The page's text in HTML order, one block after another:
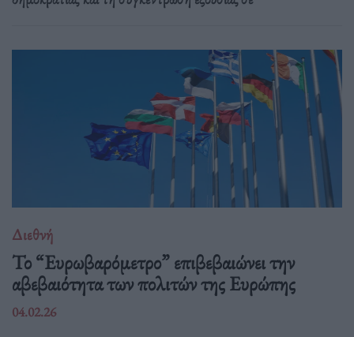
Διεθνή
Το “Ευρωβαρόμετρο” επιβεβαιώνει την
αβεβαιότητα των πολιτών της Ευρώπης
04.02.26